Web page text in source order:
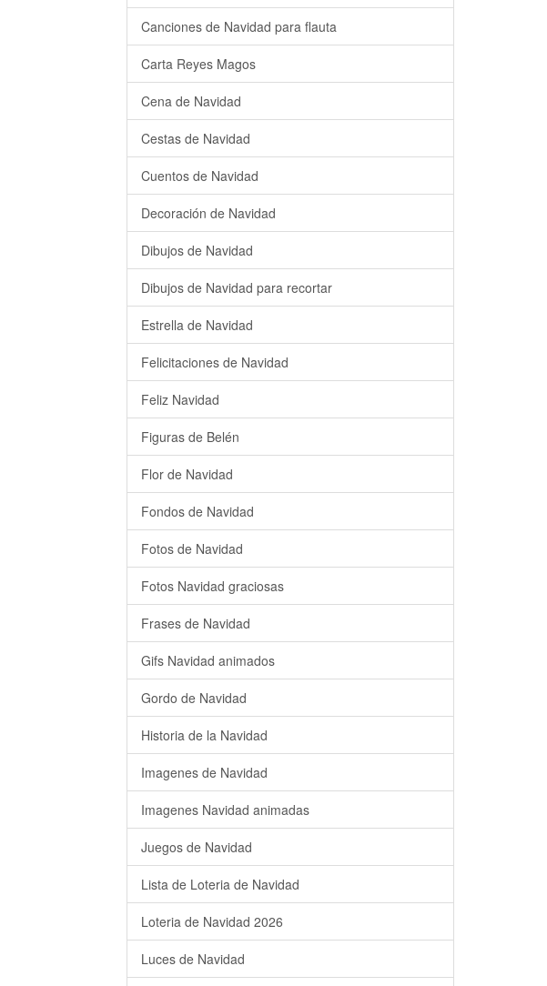
Canciones de Navidad para flauta
Carta Reyes Magos
Cena de Navidad
Cestas de Navidad
Cuentos de Navidad
Decoración de Navidad
Dibujos de Navidad
Dibujos de Navidad para recortar
Estrella de Navidad
Felicitaciones de Navidad
Feliz Navidad
Figuras de Belén
Flor de Navidad
Fondos de Navidad
Fotos de Navidad
Fotos Navidad graciosas
Frases de Navidad
Gifs Navidad animados
Gordo de Navidad
Historia de la Navidad
Imagenes de Navidad
Imagenes Navidad animadas
Juegos de Navidad
Lista de Loteria de Navidad
Loteria de Navidad 2026
Luces de Navidad